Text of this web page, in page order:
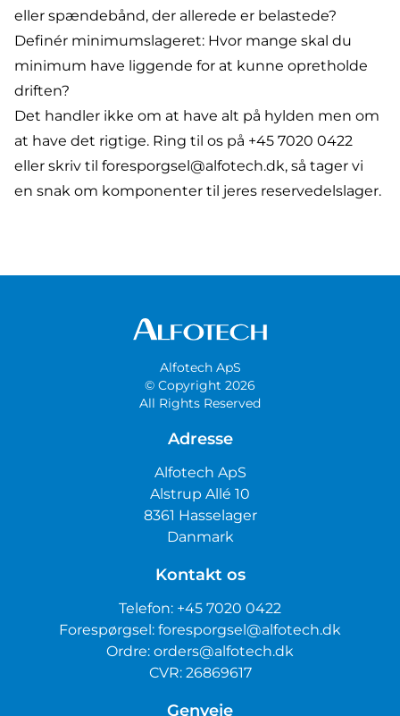
eller spændebånd, der allerede er belastede?
Definér minimumslageret: Hvor mange skal du
minimum have liggende for at kunne opretholde
driften?
Det handler ikke om at have alt på hylden men om
at have det rigtige. Ring til os på +45 7020 0422
eller skriv til foresporgsel@alfotech.dk, så tager vi
en snak om komponenter til jeres reservedelslager.
Alfotech ApS
© Copyright 2026
All Rights Reserved
Adresse
Alfotech ApS
Alstrup Allé 10
8361 Hasselager
Danmark
Kontakt os
Telefon: +45 7020 0422
Forespørgsel: foresporgsel@alfotech.dk
Ordre: orders@alfotech.dk
CVR: 26869617
Genveje